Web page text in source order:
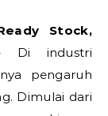
industri
pengaruh
Dimulai dari